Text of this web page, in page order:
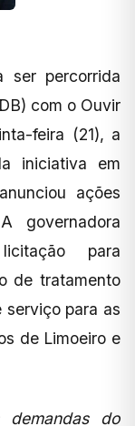
ser percorrida
com o Ouvir
feira (21), a
iniciativa em
ações
governadora
para
de tratamento
serviço para as
de Limoeiro e
do